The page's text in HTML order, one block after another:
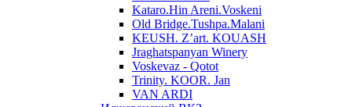
Kataro.Hin Areni.Voskeni
Old Bridge.Tushpa.Malani
KEUSH. Z’art. KOUASH
Jraghatspanyan Winery
Voskevaz - Qotot
Trinity. KOOR. Jan
VAN ARDI